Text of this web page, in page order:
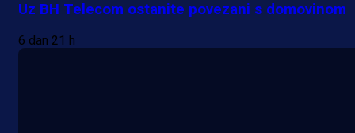
Uz BH Telecom ostanite povezani s domovinom
6 dan 21 h